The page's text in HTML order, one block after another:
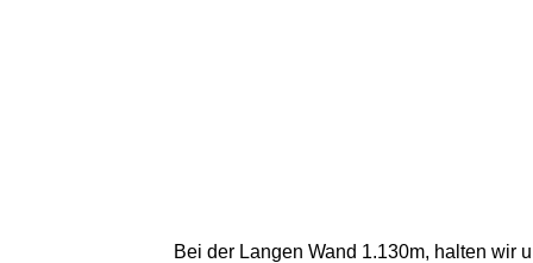
Bei der Langen Wand 1.130m, halten wir